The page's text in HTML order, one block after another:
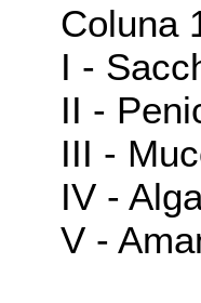
Coluna
I -
II -
III -
IV -
V -